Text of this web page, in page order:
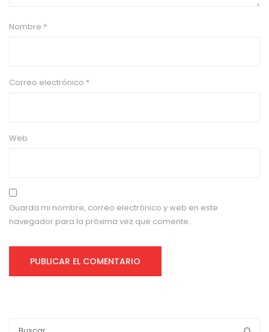
Nombre *
Correo electrónico *
Web
Guarda mi nombre, correo electrónico y web en este
navegador para la próxima vez que comente.